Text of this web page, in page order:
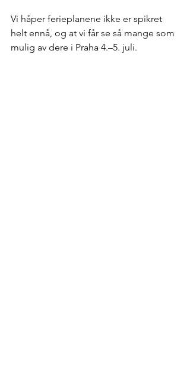
Vi håper ferieplanene ikke er spikret
helt ennå, og at vi får se så mange som
mulig av dere i Praha 4.–5. juli.